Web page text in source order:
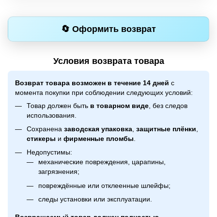
🔄 Оформить возврат
Условия возврата товара
Возврат товара возможен в течение 14 дней с
момента покупки при соблюдении следующих условий:
Товар должен быть в товарном виде , без следов
использования.
Сохранена заводская упаковка защитные плёнки
стикеры и фирменные пломбы
Недопустимы:
механические повреждения, царапины,
загрязнения;
повреждённые или отклеенные шлейфы;
следы установки или эксплуатации.